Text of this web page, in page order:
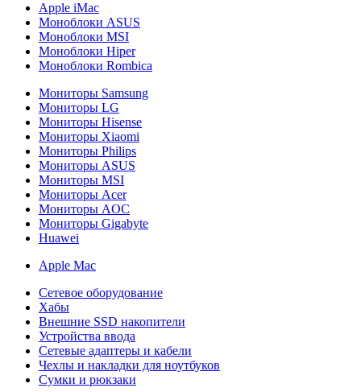
Apple iMac
Моноблоки ASUS
Моноблоки MSI
Моноблоки Hiper
Моноблоки Rombica
Мониторы Samsung
Мониторы LG
Мониторы Hisense
Мониторы Xiaomi
Мониторы Philips
Мониторы ASUS
Мониторы MSI
Мониторы Acer
Мониторы AOC
Мониторы Gigabyte
Huawei
Apple Mac
Сетевое оборудование
Хабы
Внешние SSD накопители
Устройства ввода
Сетевые адаптеры и кабели
Чехлы и накладки для ноутбуков
Сумки и рюкзаки